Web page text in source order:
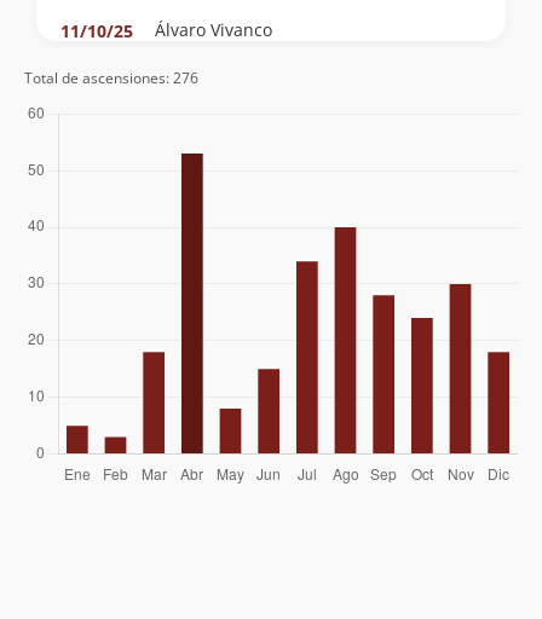
11/10/25
Álvaro Vivanco
Fran Loosli
07/09/24 Rodrigo Pastene
Total de ascensiones: 276